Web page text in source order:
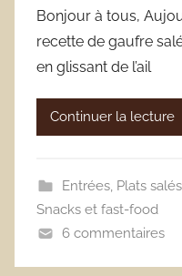
Bonjour à tous,
recette de gaufre
en glissant de l’ail
Continuer la lecture
Entrées, Plats salés,
Snacks et fast-food
6 commentaires